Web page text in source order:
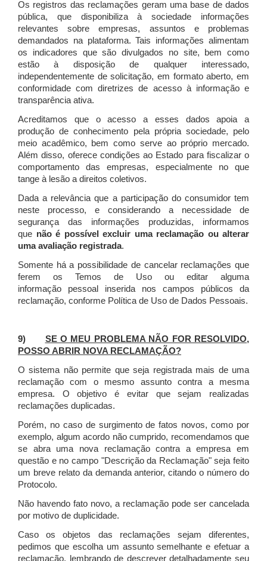
Os registros das reclamações geram uma base de dados
pública, que disponibiliza à sociedade informações
relevantes sobre empresas, assuntos e problemas
demandados na plataforma. Tais informações alimentam
os indicadores que são divulgados no site, bem como
estão à disposição de qualquer interessado,
independentemente de solicitação, em formato aberto, em
conformidade com diretrizes de acesso à informação e
transparência ativa.
Acreditamos que o acesso a esses dados apoia a
produção de conhecimento pela própria sociedade, pelo
meio acadêmico, bem como serve ao próprio mercado.
Além disso, oferece condições ao Estado para fiscalizar o
comportamento das empresas, especialmente no que
tange à lesão a direitos coletivos.
Dada a relevância que a participação do consumidor tem
neste processo, e considerando a necessidade de
segurança das informações produzidas, informamos
que não é possível excluir uma reclamação ou alterar
uma avaliação registrada.
Somente há a possibilidade de cancelar reclamações que
ferem os Temos de Uso ou editar alguma
informação pessoal inserida nos campos públicos da
reclamação, conforme Política de Uso de Dados Pessoais.
9) SE O MEU PROBLEMA NÃO FOR RESOLVIDO,
POSSO ABRIR NOVA RECLAMAÇÃO?
O sistema não permite que seja registrada mais de uma
reclamação com o mesmo assunto contra a mesma
empresa. O objetivo é evitar que sejam realizadas
reclamações duplicadas.
Porém, no caso de surgimento de fatos novos, como por
exemplo, algum acordo não cumprido, recomendamos que
se abra uma nova reclamação contra a empresa em
questão e no campo "Descrição da Reclamação" seja feito
um breve relato da demanda anterior, citando o número do
Protocolo.
Não havendo fato novo, a reclamação pode ser cancelada
por motivo de duplicidade.
Caso os objetos das reclamações sejam diferentes,
pedimos que escolha um assunto semelhante e efetuar a
reclamação, lembrando de descrever detalhadamente seu